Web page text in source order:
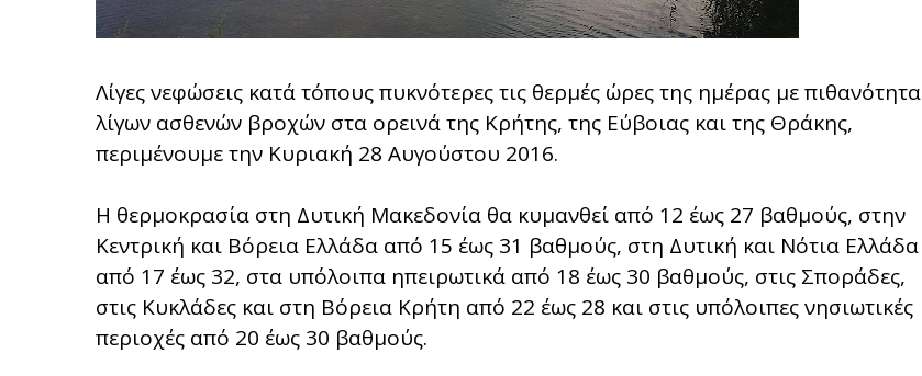
Λίγες νεφώσεις κατά τόπους πυκνότερες τις θερμές ώρες της ημέρας με πιθανότητα
λίγων ασθενών βροχών στα ορεινά της Κρήτης, της Εύβοιας και της Θράκης,
περιμένουμε την Κυριακή 28 Αυγούστου 2016.
Η θερμοκρασία στη Δυτική Μακεδονία θα κυμανθεί από 12 έως 27 βαθμούς, στην
Κεντρική και Βόρεια Ελλάδα από 15 έως 31 βαθμούς, στη Δυτική και Νότια Ελλάδα
από 17 έως 32, στα υπόλοιπα ηπειρωτικά από 18 έως 30 βαθμούς, στις Σποράδες,
στις Κυκλάδες και στη Βόρεια Κρήτη από 22 έως 28 και στις υπόλοιπες νησιωτικές
περιοχές από 20 έως 30 βαθμούς.